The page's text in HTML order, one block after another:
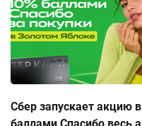
Сбер запускает акцию